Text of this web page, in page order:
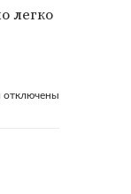
легко
отключены